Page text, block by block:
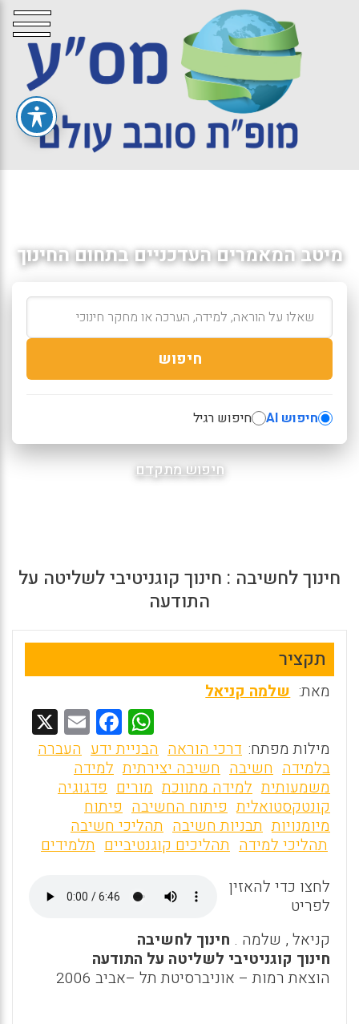
מיטב המאמרים העדכניים בתחום החינוך
חיפוש
חיפוש AI חיפוש רגיל
חיפוש מתקדם
חינוך לחשיבה : חינוך קוגניטיבי לשליטה על
התודעה
תקציר
מאת: שלמה קניאל
W
h
at
s
A
p
F
a
ce
b
o
o
E
m
l
מילות מפתח: דרכי הוראה הבניית ידע העברה
בלמידה חשיבה חשיבה יצירתית למידה
משמעותית למידה מתווכת מורים פדגוגיה
קונטקסטואלית פיתוח החשיבה פיתוח
מיומנויות תבניות חשיבה תהליכי חשיבה
תהליכי למידה תהליכים קוגנטיביים תלמידים
לחצו כדי להאזין
לפריט
קניאל , שלמה . חינוך לחשיבה
חינוך קוגניטיבי לשליטה על התודעה
הוצאת רמות – אוניברסיטת תל –אביב 2006